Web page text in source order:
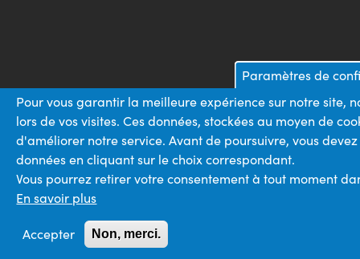
Paramètres de
Pour vous garantir la meilleure expérience sur notre site,
lors de vos visites. Ces données, stockées au moyen de
d'améliorer notre service. Avant de poursuivre, vous
données en cliquant sur le choix correspondant.
Vous pourrez retirer votre consentement à tout moment
En savoir plus
Accepter Non, merci.